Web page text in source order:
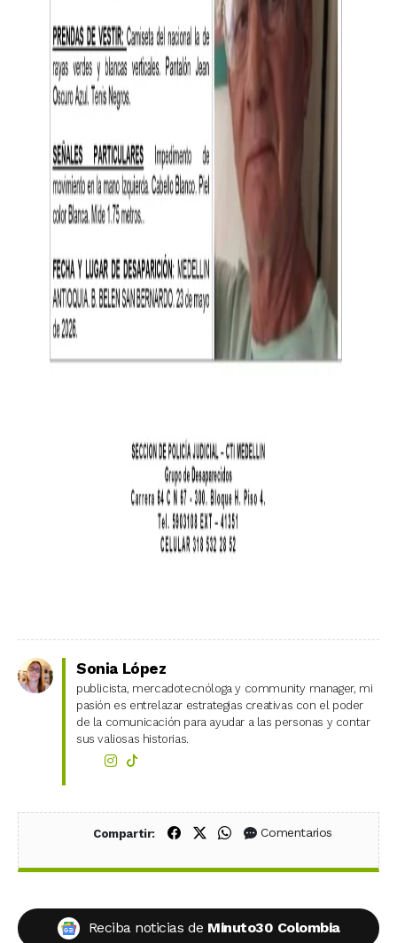
Sonia López
publicista, mercadotecnóloga y community manager, mi
pasión es entrelazar estrategias creativas con el poder
de la comunicación para ayudar a las personas y contar
sus valiosas historias.
Compartir: Compartir en Facebook
Compartir en X (Twitter)
Compartir en WhatsApp
Comentarios
Reciba noticias de Minuto30 Colombia